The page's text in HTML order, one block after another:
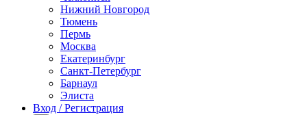
Нижний Новгород
Тюмень
Пермь
Москва
Екатеринбург
Санкт-Петербург
Барнаул
Элиста
Вход / Регистрация